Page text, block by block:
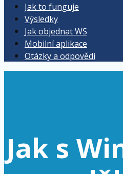
Jak to funguje
Výsledky
Jak objednat WS
Mobilní aplikace
Otázky a odpovědi
Jak s